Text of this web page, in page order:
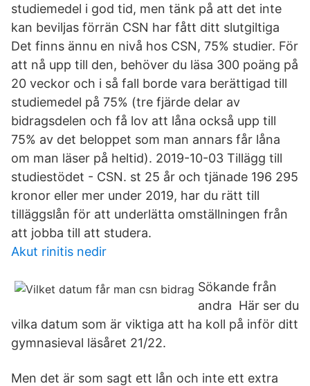
studiemedel i god tid, men tänk på att det inte
kan beviljas förrän CSN har fått ditt slutgiltiga
Det finns ännu en nivå hos CSN, 75% studier. För
att nå upp till den, behöver du läsa 300 poäng på
20 veckor och i så fall borde vara berättigad till
studiemedel på 75% (tre fjärde delar av
bidragsdelen och få lov att låna också upp till
75% av det beloppet som man annars får låna
om man läser på heltid). 2019-10-03 Tillägg till
studiestödet - CSN. st 25 år och tjänade 196 295
kronor eller mer under 2019, har du rätt till
tilläggslån för att underlätta omställningen från
att jobba till att studera.
Akut rinitis nedir
Sökande från
andra Här ser du
vilka datum som är viktiga att ha koll på inför ditt
gymnasieval läsåret 21/22.
Men det är som sagt ett lån och inte ett extra